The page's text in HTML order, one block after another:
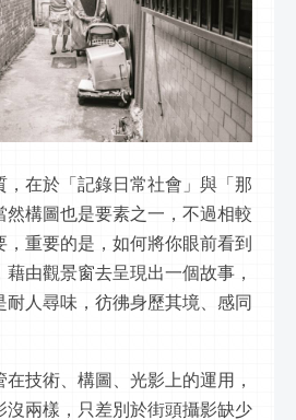
，在於「記錄日常社會」與「那
然構圖也是要素之一，不過相較
，重要的是，如何將你眼前看到
由觀景窗去呈現出一個故事，
人尋味，彷彿身歷其境、感同
技術、構圖、光影上的運用，
沒兩樣，只差別於街頭攝影缺少